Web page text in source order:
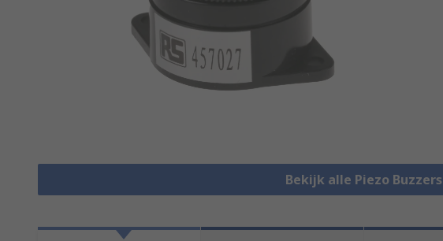
Bekijk alle Piezo Buzzers